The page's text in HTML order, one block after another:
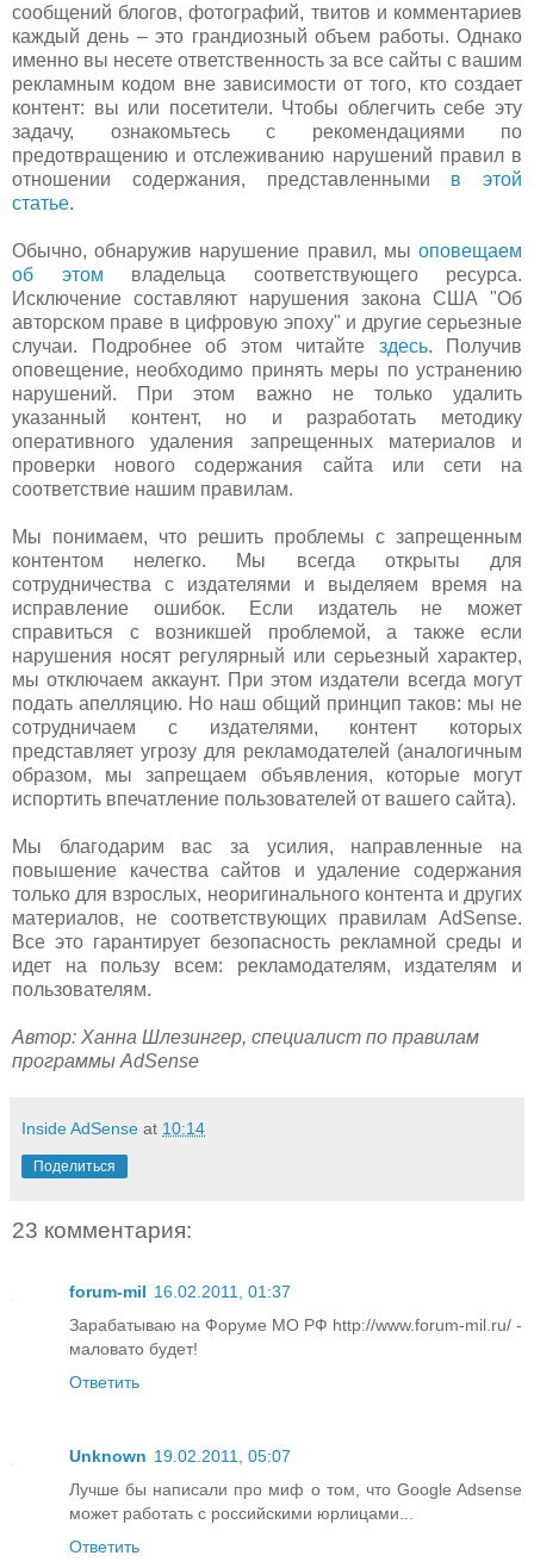
сообщений блогов, фотографий, твитов и комментариев
каждый день – это грандиозный объем работы. Однако
именно вы несете ответственность за все сайты с вашим
рекламным кодом вне зависимости от того, кто создает
контент: вы или посетители. Чтобы облегчить себе эту
задачу, ознакомьтесь с рекомендациями по
предотвращению и отслеживанию нарушений правил в
отношении содержания, представленными в этой
статье.
Обычно, обнаружив нарушение правил, мы оповещаем
об этом владельца соответствующего ресурса.
Исключение составляют нарушения закона США "Об
авторском праве в цифровую эпоху" и другие серьезные
случаи. Подробнее об этом читайте здесь. Получив
оповещение, необходимо принять меры по устранению
нарушений. При этом важно не только удалить
указанный контент, но и разработать методику
оперативного удаления запрещенных материалов и
проверки нового содержания сайта или сети на
соответствие нашим правилам.
Мы понимаем, что решить проблемы с запрещенным
контентом нелегко. Мы всегда открыты для
сотрудничества с издателями и выделяем время на
исправление ошибок. Если издатель не может
справиться с возникшей проблемой, а также если
нарушения носят регулярный или серьезный характер,
мы отключаем аккаунт. При этом издатели всегда могут
подать апелляцию. Но наш общий принцип таков: мы не
сотрудничаем с издателями, контент которых
представляет угрозу для рекламодателей (аналогичным
образом, мы запрещаем объявления, которые могут
испортить впечатление пользователей от вашего сайта).
Мы благодарим вас за усилия, направленные на
повышение качества сайтов и удаление содержания
только для взрослых, неоригинального контента и других
материалов, не соответствующих правилам AdSense.
Все это гарантирует безопасность рекламной среды и
идет на пользу всем: рекламодателям, издателям и
пользователям.
Автор: Ханна Шлезингер, специалист по правилам
программы AdSense
Inside AdSense at 10:14
Поделиться
23 комментария:
forum-mil 16.02.2011, 01:37
Зарабатываю на Форуме МО РФ http://www.forum-mil.ru/ -
маловато будет!
Ответить
Unknown 19.02.2011, 05:07
Лучше бы написали про миф о том, что Google Adsense
может работать с российскими юрлицами...
Ответить